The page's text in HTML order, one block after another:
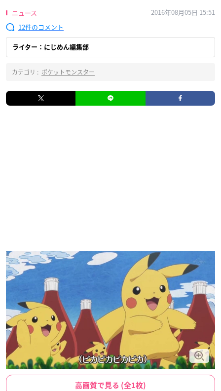
ニュース
2016年08月05日 15:51
12
ライター：にじめん編集部
カテゴリ : ポケットモンスター
高画質で見る (全1枚)